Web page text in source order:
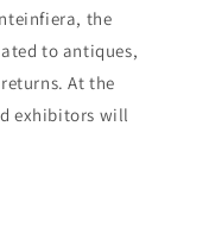
the
to antiques,
At the
exhibitors will